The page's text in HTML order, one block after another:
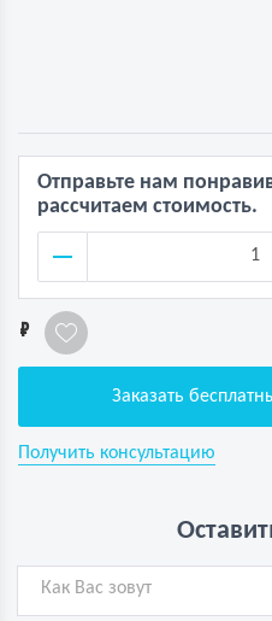
Отправьте нам
рассчитаем стоимость.
1
Заказать
Получить консультацию